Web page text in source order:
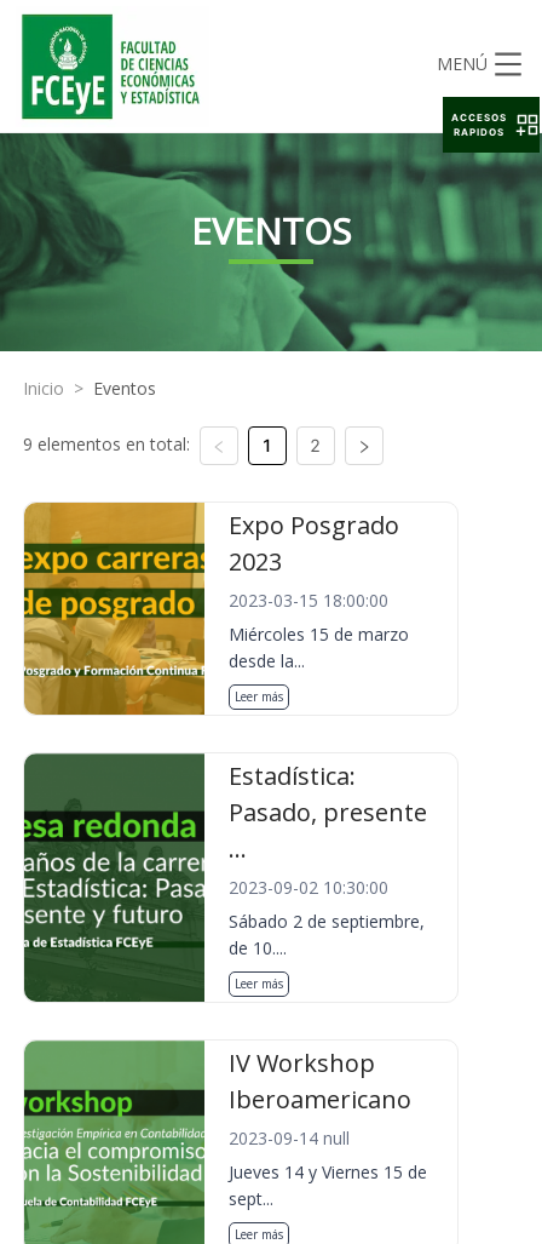
MENÚ
EVENTOS
Inicio > Eventos
9 elementos en total: 1 2
Expo Posgrado
2023
2023-03-15 18:00:00
Miércoles 15 de marzo
desde la...
Leer más
Estadística:
Pasado, presente
...
2023-09-02 10:30:00
Sábado 2 de septiembre,
de 10....
Leer más
IV Workshop
Iberoamericano
2023-09-14 null
Jueves 14 y Viernes 15 de
sept...
Leer más
ACCESOS
RAPIDOS